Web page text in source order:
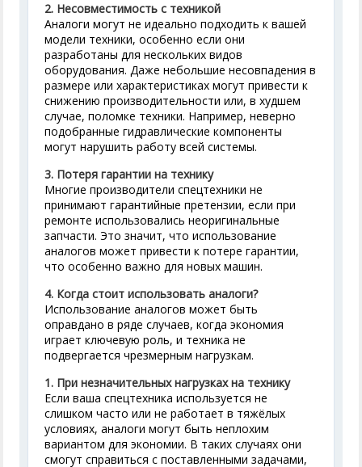
2. Несовместимость с техникой
Аналоги могут не идеально подходить к вашей
модели техники, особенно если они
разработаны для нескольких видов
оборудования. Даже небольшие несовпадения в
размере или характеристиках могут привести к
снижению производительности или, в худшем
случае, поломке техники. Например, неверно
подобранные гидравлические компоненты
могут нарушить работу всей системы.
3. Потеря гарантии на технику
Многие производители спецтехники не
принимают гарантийные претензии, если при
ремонте использовались неоригинальные
запчасти. Это значит, что использование
аналогов может привести к потере гарантии,
что особенно важно для новых машин.
4. Когда стоит использовать аналоги?
Использование аналогов может быть
оправдано в ряде случаев, когда экономия
играет ключевую роль, и техника не
подвергается чрезмерным нагрузкам.
1. При незначительных нагрузках на технику
Если ваша спецтехника используется не
слишком часто или не работает в тяжёлых
условиях, аналоги могут быть неплохим
вариантом для экономии. В таких случаях они
смогут справиться с поставленными задачами,